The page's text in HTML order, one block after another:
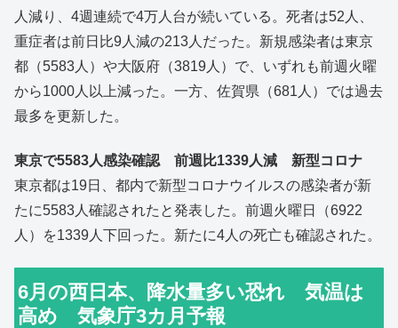
人減り、4週連続で4万人台が続いている。死者は52人、
重症者は前日比9人減の213人だった。新規感染者は東京
都（5583人）や大阪府（3819人）で、いずれも前週火曜
から1000人以上減った。一方、佐賀県（681人）では過去
最多を更新した。
東京で5583人感染確認 前週比1339人減 新型コロナ
東京都は19日、都内で新型コロナウイルスの感染者が新
たに5583人確認されたと発表した。前週火曜日（6922
人）を1339人下回った。新たに4人の死亡も確認された。
6月の西日本、降水量多い恐れ 気温は
高め 気象庁3カ月予報